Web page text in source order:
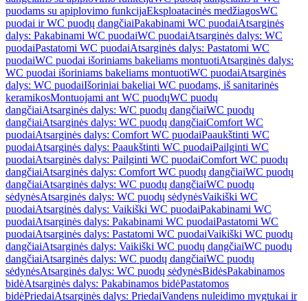
puodams su apiplovimo funkcijaEksploatacinės medžiagosWC
puodai ir WC puodų dangčiaiPakabinami WC puodaiAtsarginės
dalys: Pakabinami WC puodaiWC puodaiAtsarginės dalys: WC
puodaiPastatomi WC puodaiAtsarginės dalys: Pastatomi WC
puodaiWC puodai išoriniams bakeliams montuotiAtsarginės dalys:
WC puodai išoriniams bakeliams montuotiWC puodaiAtsarginės
dalys: WC puodaiIšoriniai bakeliai WC puodams, iš sanitarinės
keramikosMontuojami ant WC puodųWC puodų
dangčiaiAtsarginės dalys: WC puodų dangčiaiWC puodų
dangčiaiAtsarginės dalys: WC puodų dangčiaiComfort WC
puodaiAtsarginės dalys: Comfort WC puodaiPaaukštinti WC
puodaiAtsarginės dalys: Paaukštinti WC puodaiPailginti WC
puodaiAtsarginės dalys: Pailginti WC puodaiComfort WC puodų
dangčiaiAtsarginės dalys: Comfort WC puodų dangčiaiWC puodų
dangčiaiAtsarginės dalys: WC puodų dangčiaiWC puodų
sėdynėsAtsarginės dalys: WC puodų sėdynėsVaikiški WC
puodaiAtsarginės dalys: Vaikiški WC puodaiPakabinami WC
puodaiAtsarginės dalys: Pakabinami WC puodaiPastatomi WC
puodaiAtsarginės dalys: Pastatomi WC puodaiVaikiški WC puodų
dangčiaiAtsarginės dalys: Vaikiški WC puodų dangčiaiWC puodų
dangčiaiAtsarginės dalys: WC puodų dangčiaiWC puodų
sėdynėsAtsarginės dalys: WC puodų sėdynėsBidėsPakabinamos
bidėAtsarginės dalys: Pakabinamos bidėPastatomos
bidėPriedaiAtsarginės dalys: PriedaiVandens nuleidimo mygtukai ir